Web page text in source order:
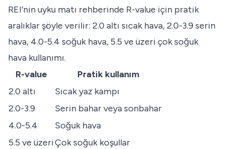
REI’nin uyku matı rehberinde R-value için pratik
aralıklar şöyle verilir: 2.0 altı sıcak hava, 2.0-3.9 serin
hava, 4.0-5.4 soğuk hava, 5.5 ve üzeri çok soğuk
hava kullanımı.
R-value
Pratik kullanım
2.0 altı
Sıcak yaz kampı
2.0-3.9
Serin bahar veya sonbahar
4.0-5.4
Soğuk hava
5.5 ve üzeriÇok soğuk koşullar